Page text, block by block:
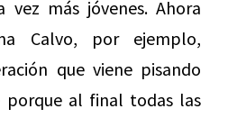
vez más jóvenes. Ahora
Calvo, por ejemplo,
que viene pisando
porque al final todas las